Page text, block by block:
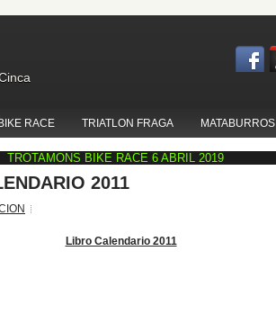
RACE TRIATLON FRAGA MATABURROS
BIKE RACE 6 ABRIL 2019
2011
Libro Calendario 2011